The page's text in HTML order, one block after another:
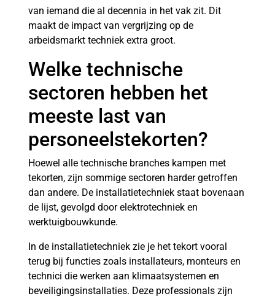
van iemand die al decennia in het vak zit. Dit
maakt de impact van vergrijzing op de
arbeidsmarkt techniek extra groot.
Welke technische
sectoren hebben het
meeste last van
personeelstekorten?
Hoewel alle technische branches kampen met
tekorten, zijn sommige sectoren harder getroffen
dan andere. De installatietechniek staat bovenaan
de lijst, gevolgd door elektrotechniek en
werktuigbouwkunde.
In de installatietechniek zie je het tekort vooral
terug bij functies zoals installateurs, monteurs en
technici die werken aan klimaatsystemen en
beveiligingsinstallaties. Deze professionals zijn